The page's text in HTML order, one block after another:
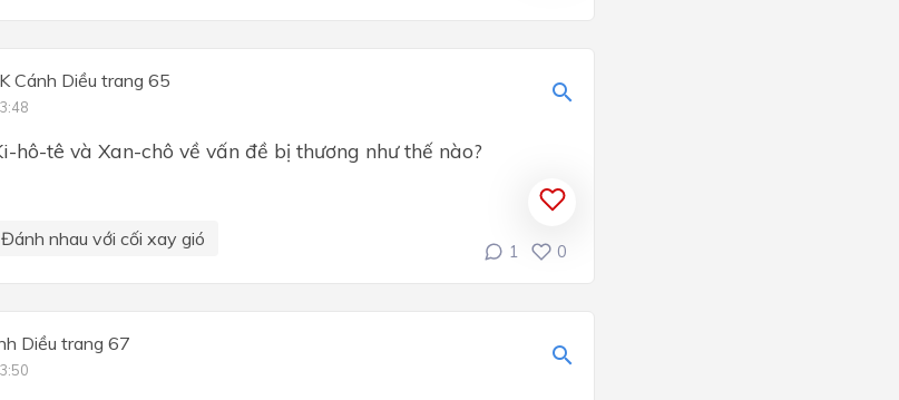
Cánh Diều trang 65
hô-tê và Xan-chô về vấn đề bị thương như thế nào?
Đánh nhau với cối xay gió
1 0
Diều trang 67